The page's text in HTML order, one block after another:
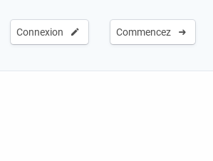
Commencez
Connexion